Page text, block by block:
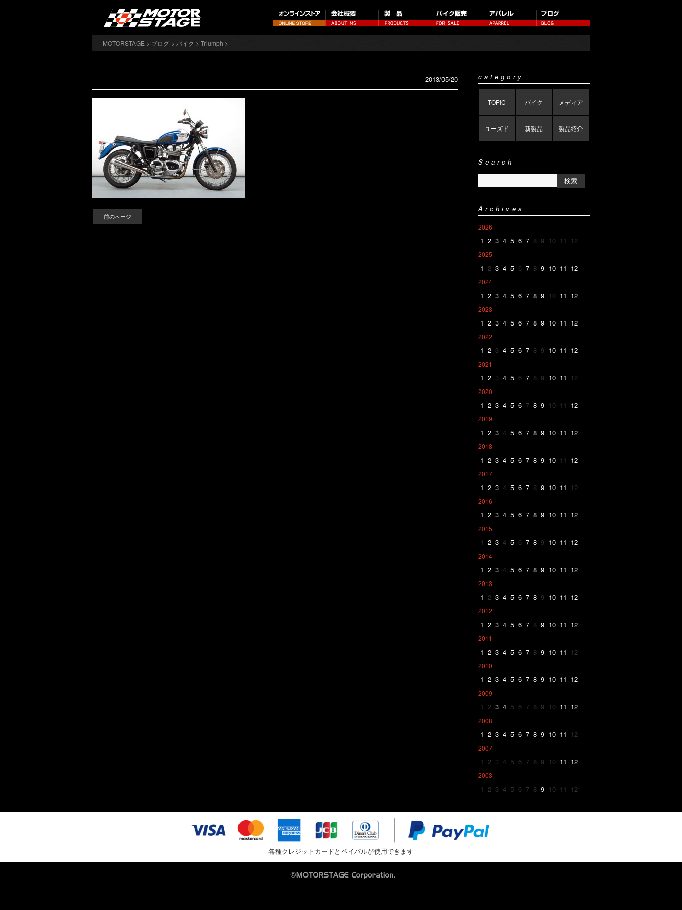
MOTORSTAGE > ブログ > バイク > Triumph >
2013/05/20
前のページ
category
TOPIC バイク メディア
ユーズド 新製品 製品紹介
Search
Archives
2026
1 2 3 4 5 6 7 8 9 10 11 12
2025
1 2 3 4 5 6 7 8 9 10 11 12
2024
1 2 3 4 5 6 7 8 9 10 11 12
2023
1 2 3 4 5 6 7 8 9 10 11 12
2022
1 2 3 4 5 6 7 8 9 10 11 12
2021
1 2 3 4 5 6 7 8 9 10 11 12
2020
1 2 3 4 5 6 7 8 9 10 11 12
2019
1 2 3 4 5 6 7 8 9 10 11 12
2018
1 2 3 4 5 6 7 8 9 10 11 12
2017
1 2 3 4 5 6 7 8 9 10 11 12
2016
1 2 3 4 5 6 7 8 9 10 11 12
2015
1 2 3 4 5 6 7 8 9 10 11 12
2014
1 2 3 4 5 6 7 8 9 10 11 12
2013
1 2 3 4 5 6 7 8 9 10 11 12
2012
1 2 3 4 5 6 7 8 9 10 11 12
2011
1 2 3 4 5 6 7 8 9 10 11 12
2010
1 2 3 4 5 6 7 8 9 10 11 12
2009
1 2 3 4 5 6 7 8 9 10 11 12
2008
1 2 3 4 5 6 7 8 9 10 11 12
2007
1 2 3 4 5 6 7 8 9 10 11 12
2003
1 2 3 4 5 6 7 8 9 10 11 12
各種クレジットカードとペイパルが使用できます